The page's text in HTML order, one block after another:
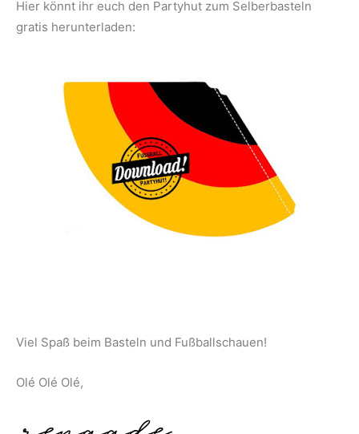
Hier könnt ihr euch den Partyhut zum Selberbasteln
gratis herunterladen:
Viel Spaß beim Basteln und Fußballschauen!
Olé Olé Olé,